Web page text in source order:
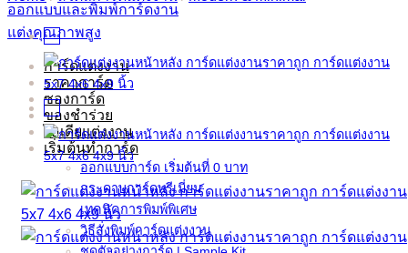
การ์ดแต่งงาน
ราคาการ์ด
ซองการ์ด
ของชำร่วย
ไอเดียแต่งงาน
เริ่มต้นทำการ์ด
ออกแบบการ์ด เริ่มต้นที่ 0 บาท
กระดาษการ์ดพรีเมี่ยม
เทคนิคการพิมพ์พิเศษ
วิธีสั่งพิมพ์การ์ดแต่งงาน